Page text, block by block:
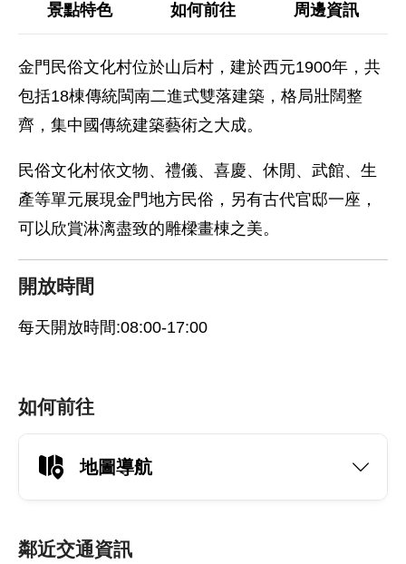
景點特色 如何前往 周邊資訊
金門民俗文化村位於山后村，建於西元1900年，共
包括18棟傳統閩南二進式雙落建築，格局壯闊整
齊，集中國傳統建築藝術之大成。
民俗文化村依文物、禮儀、喜慶、休閒、武館、生
產等單元展現金門地方民俗，另有古代官邸一座，
可以欣賞淋漓盡致的雕樑畫棟之美。
開放時間
每天開放時間:08:00-17:00
如何前往
地圖導航
鄰近交通資訊